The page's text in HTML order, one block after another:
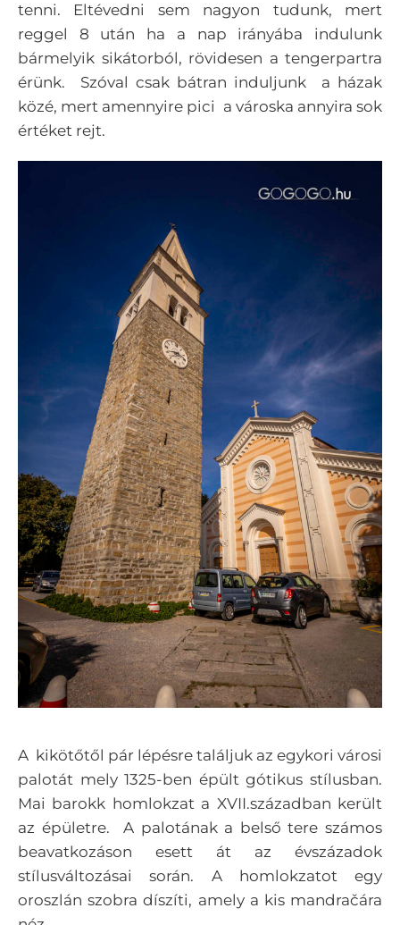
tenni. Eltévedni sem nagyon tudunk, mert
reggel 8 után ha a nap irányába indulunk
bármelyik sikátorból, rövidesen a tengerpartra
érünk. Szóval csak bátran induljunk a házak
közé, mert amennyire pici a városka annyira sok
értéket rejt.
A kikötőtől pár lépésre találjuk az egykori városi
palotát mely 1325-ben épült gótikus stílusban.
Mai barokk homlokzat a XVII.században került
az épületre. A palotának a belső tere számos
beavatkozáson esett át az évszázadok
stílusváltozásai során. A homlokzatot egy
oroszlán szobra díszíti, amely a kis mandračára